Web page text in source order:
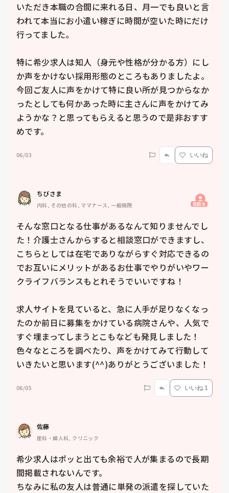
いただき本職の合間に来れる日、月一でも良いと言
われて本当にお小遣い稼ぎに時間が空いた時にだけ
行ってました。
特に希少求人は知人（身元や性格が分かる方）にし
か声をかけない採用形態のところもありましたよ。
今回ご友人に声をかけて特に良い所が見つからなか
ったとしても何かあった時に主さんに声をかけてみ
ようかな？と思ってもらえると思うので是非おすす
めです。
06/03 いいね
ちびさま
内科, その他の科, ママナース, 一般病院 質問主
そんな窓口となる仕事があるなんて知りませんでし
た！介護士さんからすると相談窓口ができますし、
こちらとしては在宅でありながらすぐ対応できるの
でお互いにメリットがあるお仕事でやりがいやワー
クライフバランスもとれそうでいいですね！
求人サイトを見ていると、急に人手が足りなくなっ
たのか前日に募集をかけている病院さんや、人気で
すぐ埋まってしまうとこもなども発見しました！
色々なところを調べたり、声をかけてみて行動して
いきたいと思います(^^)ありがとうございました！
06/05 いいね 1
佐藤
産科・婦人科, クリニック
希少求人はポッと出ても余裕で人が集まるので長期
間掲載されないんです。
ちなみに私の友人は普通に単発の派遣を探していた